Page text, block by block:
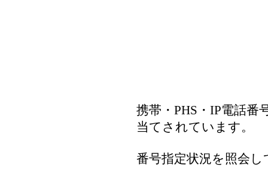
携帯・PHS・IP電話番
当てされています。
番号指定状況を照会